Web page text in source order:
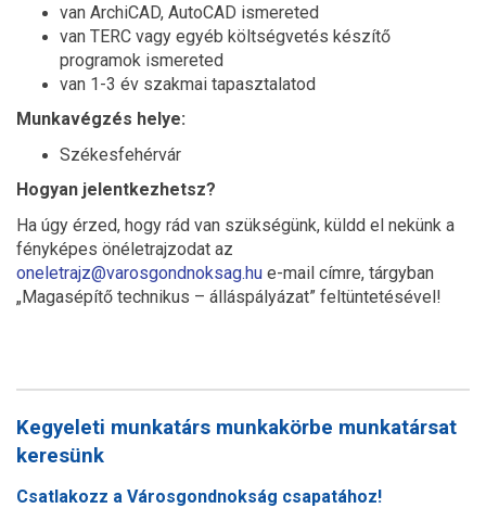
van ArchiCAD, AutoCAD ismereted
van TERC vagy egyéb költségvetés készítő
programok ismereted
van 1-3 év szakmai tapasztalatod
Munkavégzés helye:
Székesfehérvár
Hogyan jelentkezhetsz?
Ha úgy érzed, hogy rád van szükségünk, küldd el nekünk a
fényképes önéletrajzodat az
oneletrajz@varosgondnoksag.hu e-mail címre, tárgyban
„Magasépítő technikus – álláspályázat” feltüntetésével!
Kegyeleti munkatárs munkakörbe munkatársat
keresünk
Csatlakozz a Városgondnokság csapatához!